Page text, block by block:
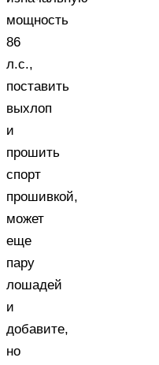
мощность
86
л.с.,
поставить
выхлоп
и
прошить
спорт
прошивкой,
может
еще
пару
лошадей
и
добавите,
но